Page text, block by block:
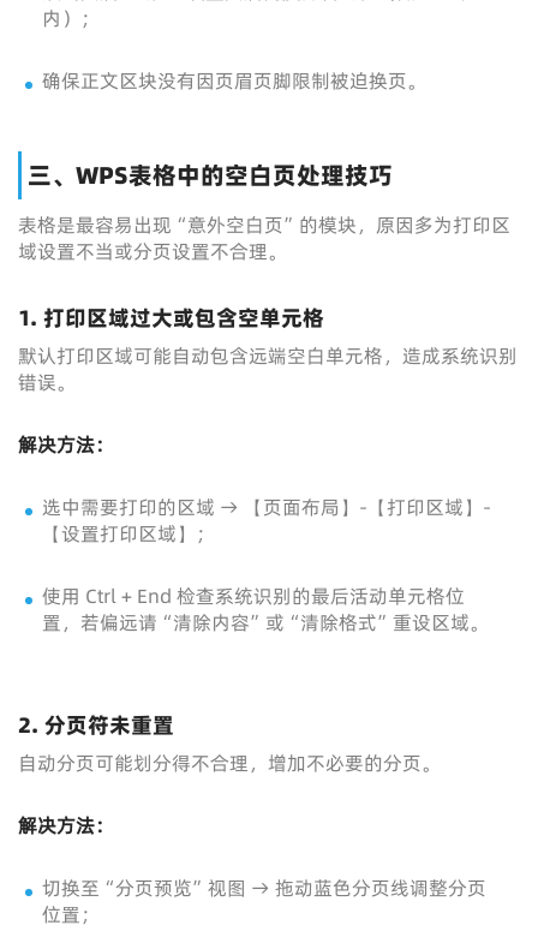
内）；
确保正文区块没有因页眉页脚限制被迫换页。
三、WPS表格中的空白页处理技巧
表格是最容易出现“意外空白页”的模块，原因多为打印区
域设置不当或分页设置不合理。
1. 打印区域过大或包含空单元格
默认打印区域可能自动包含远端空白单元格，造成系统识别
错误。
解决方法：
选中需要打印的区域 → 【页面布局】-【打印区域】-
【设置打印区域】；
使用 Ctrl + End 检查系统识别的最后活动单元格位
置，若偏远请“清除内容”或“清除格式”重设区域。
2. 分页符未重置
自动分页可能划分得不合理，增加不必要的分页。
解决方法：
切换至“分页预览”视图 → 拖动蓝色分页线调整分页
位置；